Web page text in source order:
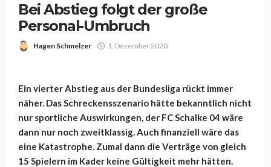
Bei Abstieg folgt der große
Personal-Umbruch
Hagen Schmelzer 1. Dezember 2020
Ein vierter Abstieg aus der Bundesliga rückt immer
näher. Das Schreckensszenario hätte bekanntlich nicht
nur sportliche Auswirkungen, der FC Schalke 04 wäre
dann nur noch zweitklassig. Auch finanziell wäre das
eine Katastrophe. Zumal dann die Verträge von gleich
15 Spielern im Kader keine Gültigkeit mehr hätten.